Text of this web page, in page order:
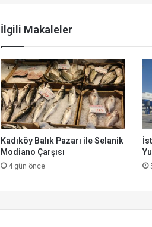
İlgili Makaleler
Kadıköy Balık Pazarı ile Selanik
Modiano Çarşısı
4 gün önce